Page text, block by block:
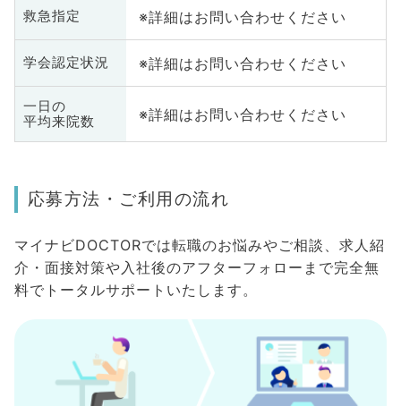
救急指定 ※詳細はお問い合わせください
学会認定状況 ※詳細はお問い合わせください
一日の
平均来院数
※詳細はお問い合わせください
応募方法・ご利用の流れ
マイナビDOCTORでは転職のお悩みやご相談、求人紹
介・面接対策や入社後のアフターフォローまで完全無
料でトータルサポートいたします。